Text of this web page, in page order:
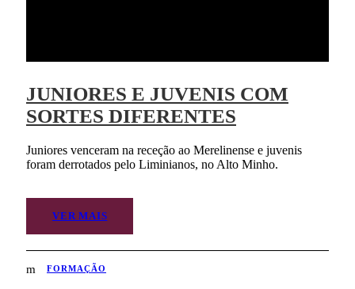
JUNIORES E JUVENIS COM
SORTES DIFERENTES
Juniores venceram na receção ao Merelinense e juvenis
foram derrotados pelo Liminianos, no Alto Minho.
VER MAIS
FORMAÇÃO